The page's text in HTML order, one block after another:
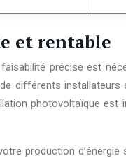
et rentable
précise est
différents
photovoltaïque
production